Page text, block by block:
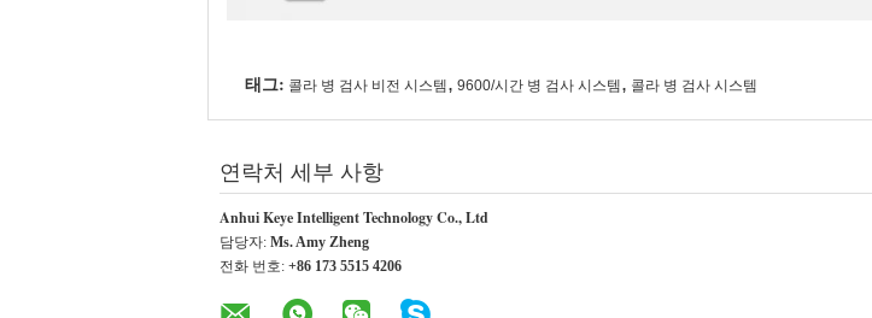
태그: 콜라 병 검사 비전 시스템 , 9600/시간 병 검사 시스템 , 콜라 병 검사 시스템
연락처 세부 사항
Anhui Keye Intelligent Technology Co., Ltd
담당자: Ms. Amy Zheng
전화 번호: +86 173 5515 4206